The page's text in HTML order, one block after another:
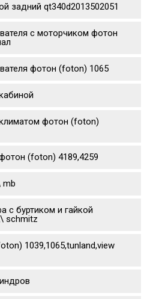
задний qt340d2013502051
с моторчиком фотон
фотон (foton) 1065
фотон (foton)
(foton) 4189,4259
mb
с буртиком и гайкой
sсhmitz
1039,1065,tunland,view